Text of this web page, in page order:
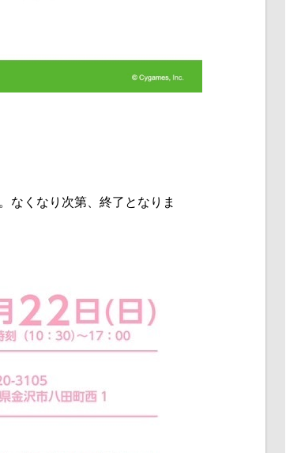
なくなり次第、終了となりま